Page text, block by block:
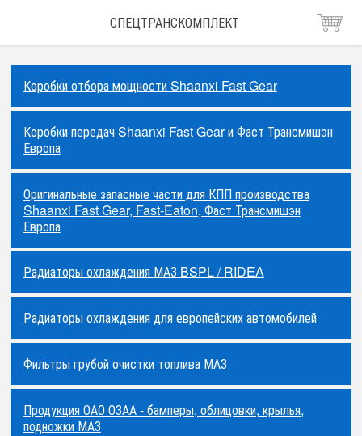
СПЕЦТРАНСКОМПЛЕКТ
Коробки отбора мощности Shaanxi Fast Gear
Коробки передач Shaanxi Fast Gear и Фаст Трансмишэн
Европа
Оригинальные запасные части для КПП производства
Shaanxi Fast Gear, Fast-Eaton, Фаст Трансмишэн
Европа
Радиаторы охлаждения МАЗ BSPL / RIDEA
Радиаторы охлаждения для европейских автомобилей
Фильтры грубой очистки топлива МАЗ
Продукция ОАО ОЗАА - бамперы, облицовки, крылья,
подножки МАЗ